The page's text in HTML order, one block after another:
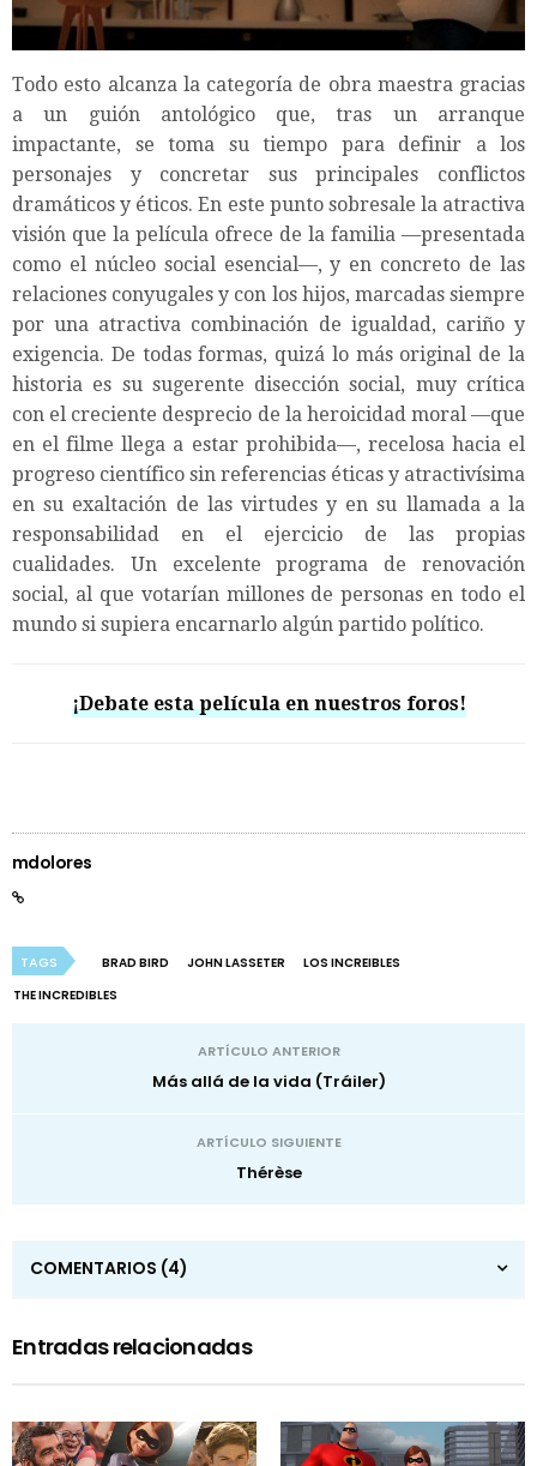
Todo esto alcanza la categoría de obra maestra gracias
a un guión antológico que, tras un arranque
impactante, se toma su tiempo para definir a los
personajes y concretar sus principales conflictos
dramáticos y éticos. En este punto sobresale la atractiva
visión que la película ofrece de la familia —presentada
como el núcleo social esencial—, y en concreto de las
relaciones conyugales y con los hijos, marcadas siempre
por una atractiva combinación de igualdad, cariño y
exigencia. De todas formas, quizá lo más original de la
historia es su sugerente disección social, muy crítica
con el creciente desprecio de la heroicidad moral —que
en el filme llega a estar prohibida—, recelosa hacia el
progreso científico sin referencias éticas y atractivísima
en su exaltación de las virtudes y en su llamada a la
responsabilidad en el ejercicio de las propias
cualidades. Un excelente programa de renovación
social, al que votarían millones de personas en todo el
mundo si supiera encarnarlo algún partido político.
¡Debate esta película en nuestros foros!
mdolores
TAGS BRAD BIRD JOHN LASSETER
LOS INCREIBLES
THE INCREDIBLES
ARTÍCULO ANTERIOR
Más allá de la vida (Tráiler)
ARTÍCULO SIGUIENTE
Thérèse
COMENTARIOS (4)
Entradas relacionadas